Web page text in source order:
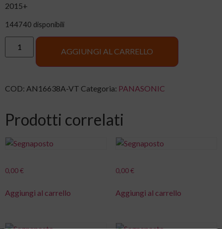
2015+
144740 disponibili
AGGIUNGI AL CARRELLO
COD: AN16638A-VT Categoria: PANASONIC
Prodotti correlati
0,00€
Aggiungi al carrello
0,00€
Aggiungi al carrello